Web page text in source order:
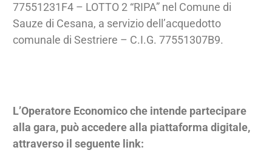
77551231F4 – LOTTO 2 “RIPA” nel Comune di
Sauze di Cesana, a servizio dell’acquedotto
comunale di Sestriere – C.I.G. 77551307B9.
L’Operatore Economico che intende partecipare
alla gara, può accedere alla piattaforma digitale,
attraverso il seguente link: